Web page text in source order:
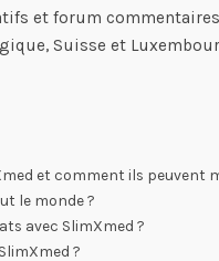
et forum commentaires
Suisse et
et comment ils peuvent
le monde ?
avec SlimXmed ?
?